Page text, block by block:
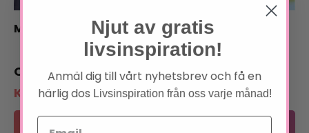
Med mina ögon
29kr
Klubbpris:29kr
Lägg till i varukorg
Sinnets magi
179 kr
Klubbpris:149kr
Njut av gratis
livsinspiration!
Anmäl dig till vårt nyhetsbrev och få en
härlig dos Livsinspiration från oss varje månad!